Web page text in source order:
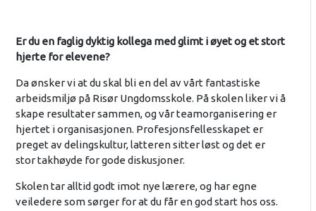
Er du en faglig dyktig kollega med glimt i øyet og et stort
hjerte for elevene?
Da ønsker vi at du skal bli en del av vårt fantastiske
arbeidsmiljø på Risør Ungdomsskole. På skolen liker vi å
skape resultater sammen, og vår teamorganisering er
hjertet i organisasjonen. Profesjonsfellesskapet er
preget av delingskultur, latteren sitter løst og det er
stor takhøyde for gode diskusjoner.
Skolen tar alltid godt imot nye lærere, og har egne
veiledere som sørger for at du får en god start hos oss.